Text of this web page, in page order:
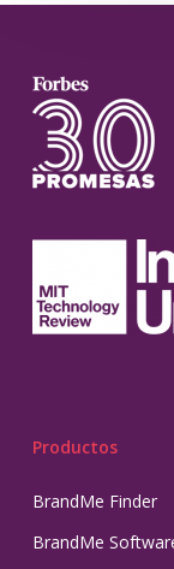
Productos
BrandMe Finder
BrandMe